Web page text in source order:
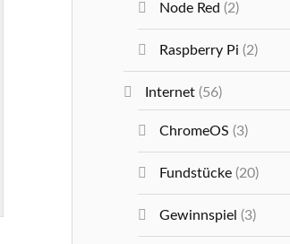
Node Red (2)
Raspberry Pi (2)
Internet (56)
ChromeOS (3)
Fundstücke (20)
Gewinnspiel (3)